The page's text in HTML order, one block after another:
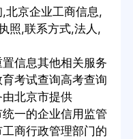
北京企业工商信息,
照,联系方式,法人,
信息其他相关服务
考试查询高考查询
北京市提供
一的企业信用监管
商行政管理部门的